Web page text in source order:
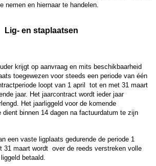
nemen en hiernaar te handelen.
Lig- en staplaatsen
krijgt op aanvraag en mits beschikbaarheid
toegewezen voor steeds een periode van één
loopt van 1 april tot en met 31 maart
jaar. Het jaarcontract wordt ieder jaar
Het jaarliggeld voor de komende
dient binnen 14 dagen na factuurdatum te zijn
een vaste ligplaats gedurende de periode 1
31 maart wordt over de reeds verstreken volle
betaald.